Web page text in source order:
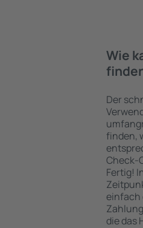
Wie
Der
finden,
Check-
Fertig!
einfach
die das